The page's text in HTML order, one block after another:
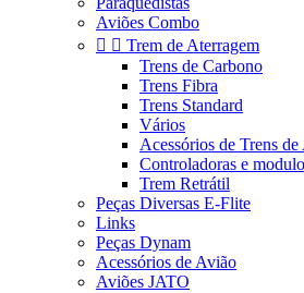
Aviões Combo
  Trem de Aterragem
Trens de Carbono
Trens Fibra
Trens Standard
Vários
Acessórios de Trens
Controladoras e
Trem Retrátil
Peças Diversas E-Flite
Links
Peças Dynam
Acessórios de Avião
Aviões JATO